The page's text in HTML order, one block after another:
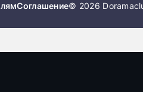
Соглашение© 2026